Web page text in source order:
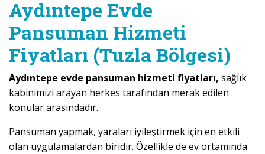
Aydıntepe Evde
Pansuman Hizmeti
Fiyatları (Tuzla Bölgesi)
Aydıntepe evde pansuman hizmeti fiyatları, sağlık
kabinimizi arayan herkes tarafından merak edilen
konular arasındadır.
Pansuman yapmak, yaraları iyileştirmek için en etkili
olan uygulamalardan biridir. Özellikle de ev ortamında